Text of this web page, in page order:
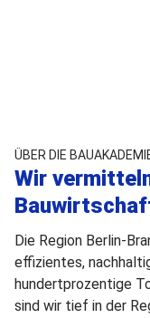
ÜBER DIE
Wir
Die Region Berlin-
effizientes,
hundertprozentige
sind wir tief in der